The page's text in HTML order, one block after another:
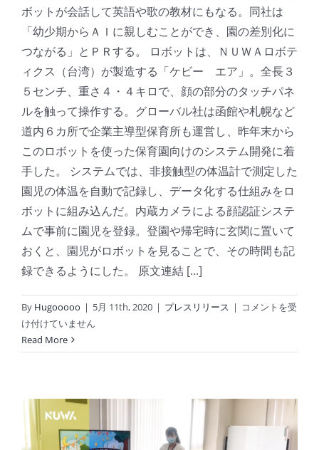
が、
愛
県
主
催
の
サ
イ
エ
ン
ス
実
塾
で
ロ
ミ
体
ボットが会話して英語や歌の教材にもなる。同社は
「幼少期からＡＩに親しむことができ、園の差別化に
つながる」とＰＲする。 ロボットは、ＮＵＷＡロボテ
ィクス（台湾）が製造する「ケビー エア」。全長３
５センチ、重さ４・４キロで、顔の部分のタッチパネ
ルを触って操作する。グローバル社は函館や札幌など
道内６カ所で企業主導型保育所も運営し、昨年末から
このロボットを使った保育園向けのシステム開発に着
手した。 システムでは、非接触型の体温計で測定した
園児の体温を自動で記録し、データ化する仕組みをロ
ボットに組み込んだ。内蔵カメラによる顔認証システ
ムで事前に園児を登録。登園や帰宅時に玄関に置いて
おくと、園児がロボットを見ることで、その時間も記
録できるようにした。 原文連結 [...]
By Hugooooo | 5月 11th, 2020 | プレスリリース | Ａ
ボ
コメントを受
け付けていません
Read More